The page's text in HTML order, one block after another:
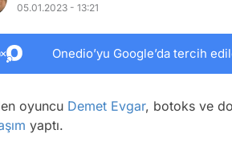
05.01.2023 - 13:21
Onedio’yu Google’da tercih
oyuncu Demet Evgar, botoks ve
yaptı.